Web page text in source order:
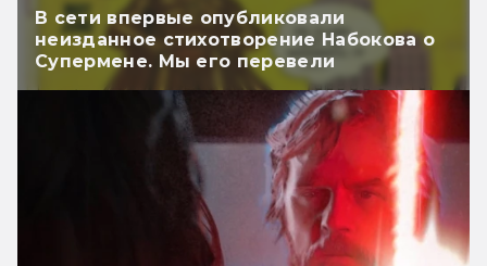
В сети впервые опубликовали
неизданное стихотворение Набокова о
Супермене. Мы его перевели